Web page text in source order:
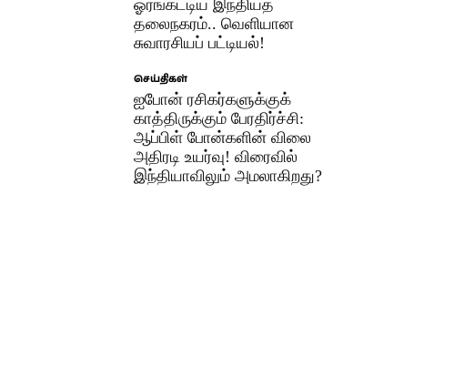
ஓரங்கட்டிய இந்தியத்
தலைநகரம்.. வெளியான
சுவாரசியப் பட்டியல்!
செய்திகள்
ஐபோன் ரசிகர்களுக்குக்
காத்திருக்கும் பேரதிர்ச்சி:
ஆப்பிள் போன்களின் விலை
அதிரடி உயர்வு! விரைவில்
இந்தியாவிலும் அமலாகிறது?